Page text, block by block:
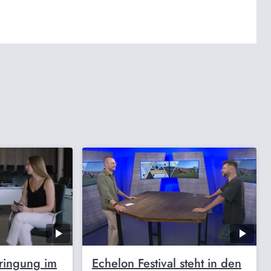
im
Echelon Festival steht in den